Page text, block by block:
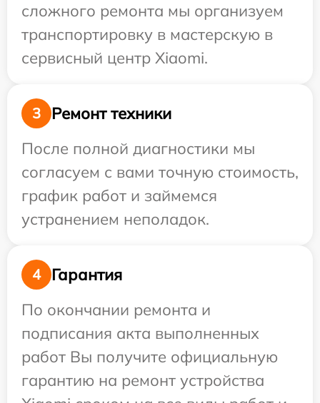
сложного ремонта мы организуем
транспортировку в мастерскую в
сервисный центр Xiaomi.
3
Ремонт техники
После полной диагностики мы
согласуем с вами точную стоимость,
график работ и займемся
устранением неполадок.
4
Гарантия
По окончании ремонта и
подписания акта выполненных
работ Вы получите официальную
гарантию на ремонт устройства